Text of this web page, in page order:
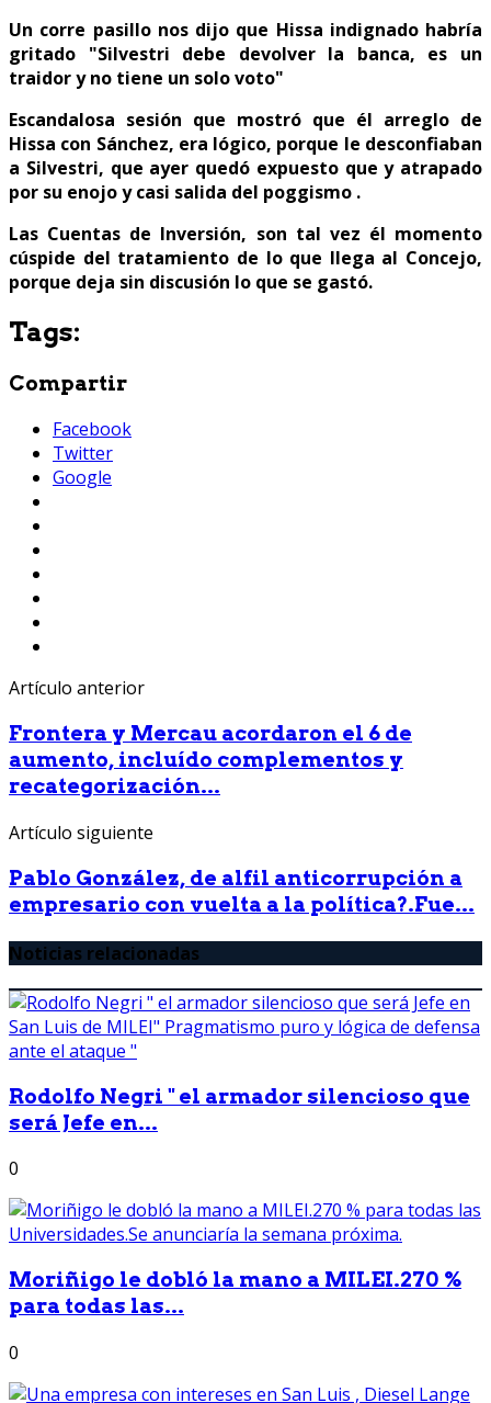
Un corre pasillo nos dijo que Hissa indignado habría
gritado "Silvestri debe devolver la banca, es un
traidor y no tiene un solo voto"
Escandalosa sesión que mostró que él arreglo de
Hissa con Sánchez, era lógico, porque le desconfiaban
a Silvestri, que ayer quedó expuesto que y atrapado
por su enojo y casi salida del poggismo .
Las Cuentas de Inversión, son tal vez él momento
cúspide del tratamiento de lo que llega al Concejo,
porque deja sin discusión lo que se gastó.
Tags:
Compartir
Facebook
Twitter
Google
Artículo anterior
Frontera y Mercau acordaron el 6 de
aumento, incluído complementos y
recategorización...
Artículo siguiente
Pablo González, de alfil anticorrupción a
empresario con vuelta a la política?.Fue...
Noticias relacionadas
Rodolfo Negri " el armador silencioso que
será Jefe en...
0
Moriñigo le dobló la mano a MILEI.270 %
para todas las...
0